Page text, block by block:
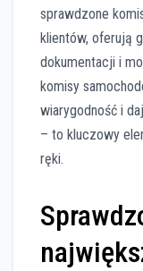
sprawdzone
klientów, oferują
dokumentacji i
komisy
wiarygodność i
– to kluczowy
ręki.